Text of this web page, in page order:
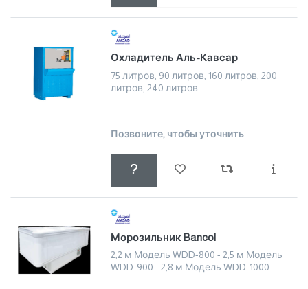
Охладитель Аль-Кавсар
75 литров, 90 литров, 160 литров, 200
литров, 240 литров
Позвоните, чтобы уточнить
Морозильник Bancol
2,2 м Модель WDD-800 - 2,5 м Модель
WDD-900 - 2,8 м Модель WDD-1000